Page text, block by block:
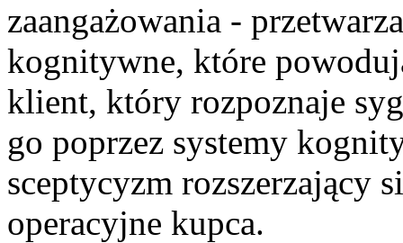
zaangażowania -
kognitywne, które
klient, który rozpoznaje
go poprzez systemy
sceptycyzm rozszerzający
operacyjne kupca.